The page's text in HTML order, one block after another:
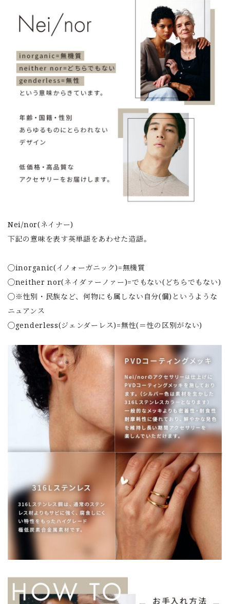
Nei/nor(ネイナー)
下記の意味を表す英単語をあわせた造語。
◯inorganic(イノォーガニック)=無機質
◯neither nor(ネイダァーノァー)=でもない(どちらでもない)
◯※性別・民族など、何物にも属しない自分(個)というような
ニュアンス
◯genderless(ジェンダーレス)=無性(＝性の区別がない)